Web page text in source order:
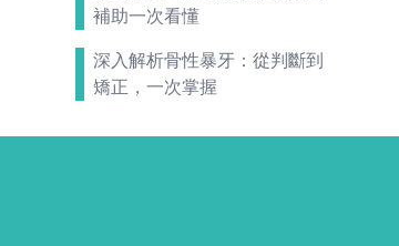
補助一次看懂
深入解析骨性暴牙：從判斷到
矯正，一次掌握